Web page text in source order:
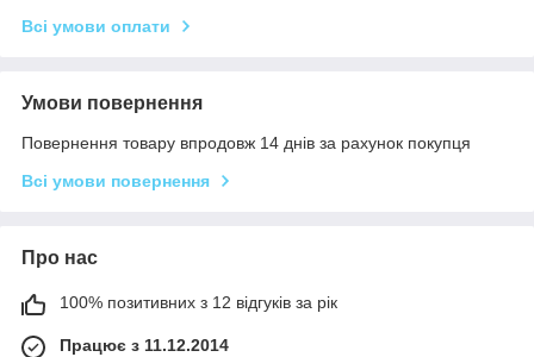
Всі умови оплати
Умови повернення
Повернення товару впродовж 14 днів за рахунок покупця
Всі умови повернення
Про нас
100% позитивних з 12 відгуків за рік
Працює з 11.12.2014